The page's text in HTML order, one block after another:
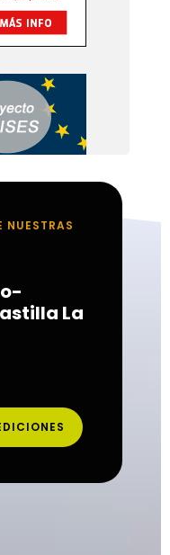
NUESTRAS
La